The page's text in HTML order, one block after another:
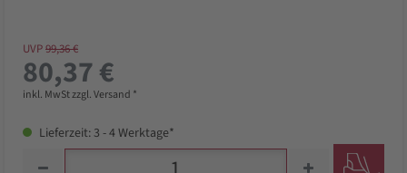
UVP99,36 €
80,37 €
inkl. MwSt zzgl. Versand *
Lieferzeit: 3 - 4 Werktage*